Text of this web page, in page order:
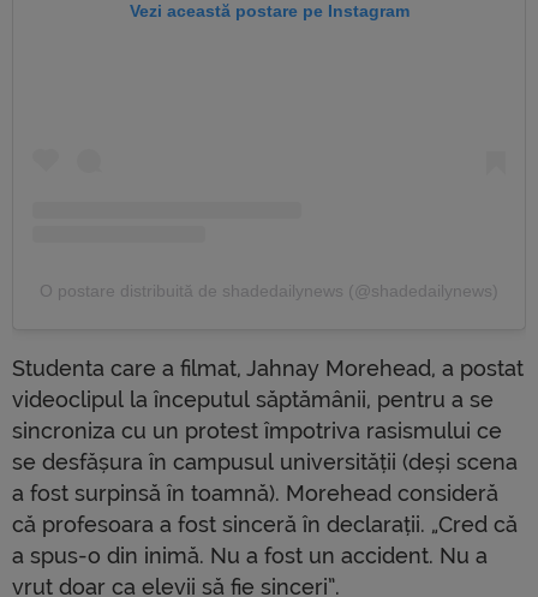
Vezi această postare pe Instagram
O postare distribuită de shadedailynews (@shadedailynews)
Studenta care a filmat, Jahnay Morehead, a postat
videoclipul la începutul săptămânii, pentru a se
sincroniza cu un protest împotriva rasismului ce
se desfășura în campusul universității (deși scena
a fost surpinsă în toamnă). Morehead consideră
că profesoara a fost sinceră în declarații. „Cred că
a spus-o din inimă. Nu a fost un accident. Nu a
vrut doar ca elevii să fie sinceri”.